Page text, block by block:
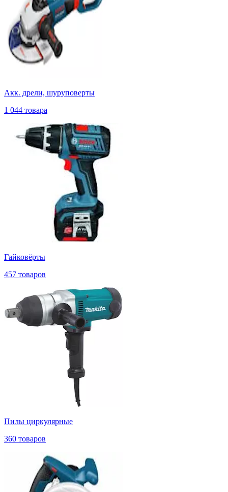
Акк. дрели, шуруповерты
1 044 товара
Гайковёрты
457 товаров
Пилы циркулярные
360 товаров